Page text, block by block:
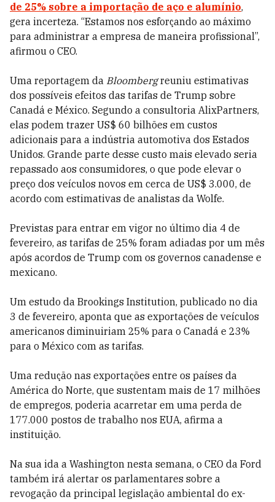
de 25% sobre a importação de aço e alumínio,
gera incerteza. “Estamos nos esforçando ao máximo
para administrar a empresa de maneira profissional”,
afirmou o CEO.
Uma reportagem da Bloombergreuniu estimativas
dos possíveis efeitos das tarifas de Trump sobre
Canadá e México. Segundo a consultoria AlixPartners,
elas podem trazer US$ 60 bilhões em custos
adicionais para a indústria automotiva dos Estados
Unidos. Grande parte desse custo mais elevado seria
repassado aos consumidores, o que pode elevar o
preço dos veículos novos em cerca de US$ 3.000, de
acordo com estimativas de analistas da Wolfe.
Previstas para entrar em vigor no último dia 4 de
fevereiro, as tarifas de 25% foram adiadas por um mês
após acordos de Trump com os governos canadense e
mexicano.
Um estudo da Brookings Institution, publicado no dia
3 de fevereiro, aponta que as exportações de veículos
americanos diminuiriam 25% para o Canadá e 23%
para o México com as tarifas.
Uma redução nas exportações entre os países da
América do Norte, que sustentam mais de 17 milhões
de empregos, poderia acarretar em uma perda de
177.000 postos de trabalho nos EUA, afirma a
instituição.
Na sua ida a Washington nesta semana, o CEO da Ford
também irá alertar os parlamentares sobre a
revogação da principal legislação ambiental do ex-